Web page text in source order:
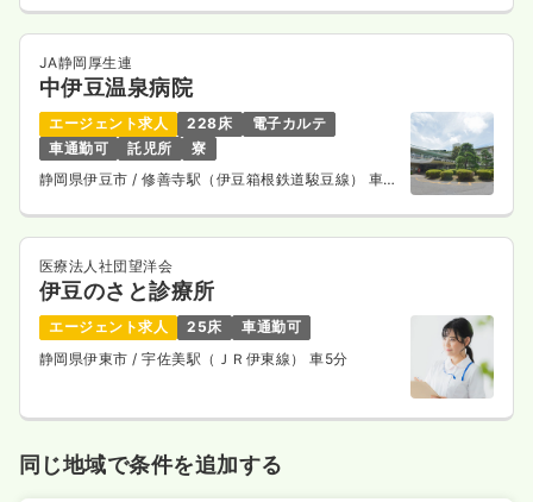
JA静岡厚生連
中伊豆温泉病院
エージェント求人 228床
電子カルテ
車通勤可
託児所
寮
静岡県伊豆市/ 修善寺駅（伊豆箱根鉄道駿豆線） 車5
医療法人社団望洋会
伊豆のさと診療所
エージェント求人 25床
車通勤可
静岡県伊東市 / 宇佐美駅（ＪＲ伊東線） 車5分
同じ地域で条件を追加する